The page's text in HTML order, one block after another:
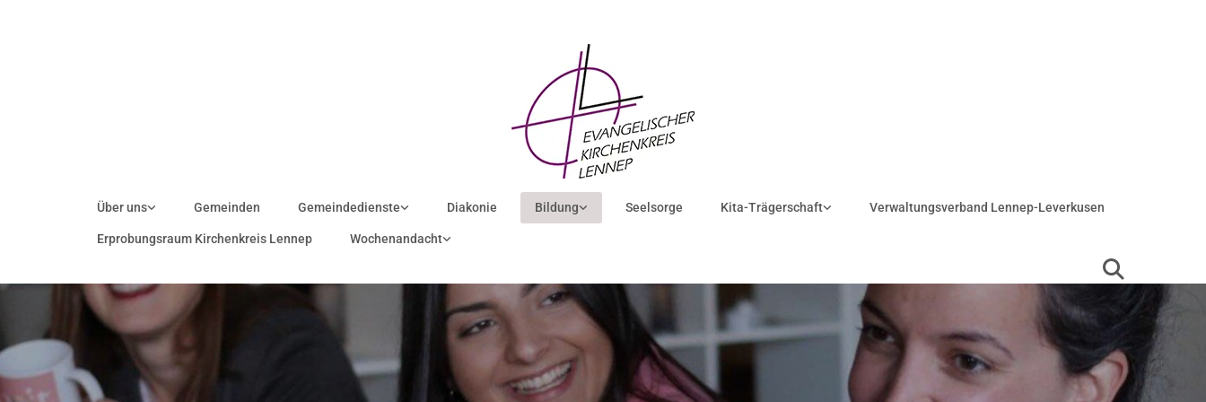
Über uns Gemeinden Gemeindedienste Diakonie Bildung Seelsorge Kita-Trägerschaft Verwaltungsverband Lennep-Leverkusen
Erprobungsraum Kirchenkreis Lennep Wochenandacht